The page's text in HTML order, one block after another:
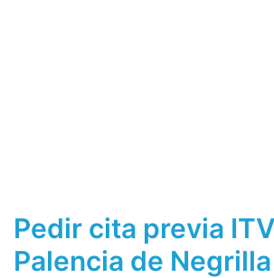
Pedir cita previa
Palencia de Negrilla